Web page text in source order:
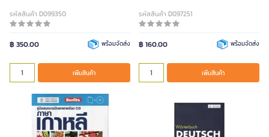
รหัสสินค้า D099350
฿ 350.00 พร้อมจัดส่ง
เพิ่มสินค้า
รหัสสินค้า D097251
฿ 160.00 พร้อมจัดส่ง
เพิ่มสินค้า